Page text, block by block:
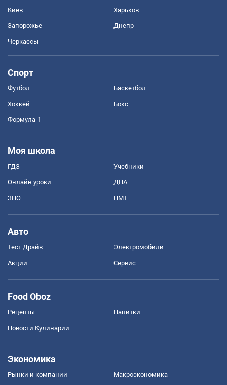
Киев Харьков
Запорожье Днепр
Черкассы
Спорт
Футбол Баскетбол
Хоккей Бокс
Формула-1
Моя школа
ГДЗ Учебники
Онлайн уроки ДПА
ЗНО НМТ
Авто
Тест Драйв Электромобили
Акции Сервис
Food Oboz
Рецепты Напитки
Новости Кулинарии
Экономика
Рынки и компании Mакроэкономика